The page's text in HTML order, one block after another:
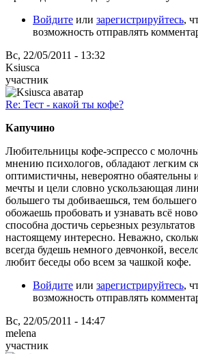
Войдите или зарегистрируйтесь,
возможность отправлять
Вс, 22/05/2011 - 13:32
Ksiusca
участник
Re: Тест - какой ты кофе?
Капучино
Любительницы кофе-эспрессо с
мнению психологов, обладают легким
оптимистичны, невероятно обаятельны
мечты и цели словно ускользающая
большего ты добиваешься, тем большего
обожаешь пробовать и узнавать всё
способна достичь серьезных
настоящему интересно. Неважно,
всегда будешь немного девчонкой,
любит беседы обо всем за чашкой кофе.
Войдите или зарегистрируйтесь,
возможность отправлять
Вс, 22/05/2011 - 14:47
melena
участник